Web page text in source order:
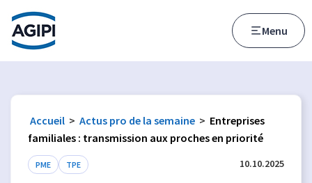
Accès au menu
Accès au contenu principal
Menu
Accueil > Actus pro de la semaine > Entreprises
familiales : transmission aux proches en priorité
PME TPE 10.10.2025